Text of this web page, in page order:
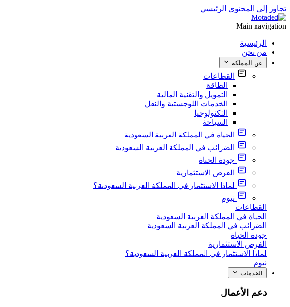
تجاوز إلى المحتوى الرئيسي
Main navigation
الرئيسية
من نحن
عن المملكة
القطاعات
الطاقة
التمويل والتقنية المالية
الخدمات اللوجستية والنقل
التكنولوجيا
السياحة
الحياة في المملكة العربية السعودية
الضرائب في المملكة العربية السعودية
جودة الحياة
الفرص الاستثمارية
لماذا الاستثمار في المملكة العربية السعودية؟
نيوم
القطاعات
الحياة في المملكة العربية السعودية
الضرائب في المملكة العربية السعودية
جودة الحياة
الفرص الاستثمارية
لماذا الاستثمار في المملكة العربية السعودية؟
نيوم
الخدمات
دعم الأعمال